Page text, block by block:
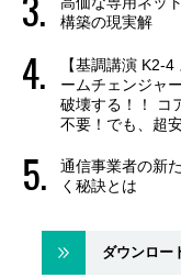
構築の現実解
【基調講演 K2-
ームチェンジャ
破壊する！！ コ
不要！でも、超
通信事業者の新
く秘訣とは
ダウンロー